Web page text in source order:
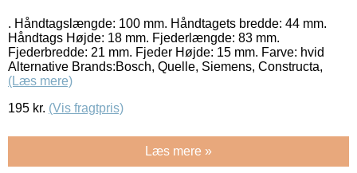
. Håndtagslængde: 100 mm. Håndtagets bredde: 44 mm.
Håndtags Højde: 18 mm. Fjederlængde: 83 mm.
Fjederbredde: 21 mm. Fjeder Højde: 15 mm. Farve: hvid
Alternative Brands:Bosch, Quelle, Siemens, Constructa,
(Læs mere)
195 kr. (Vis fragtpris)
Læs mere »